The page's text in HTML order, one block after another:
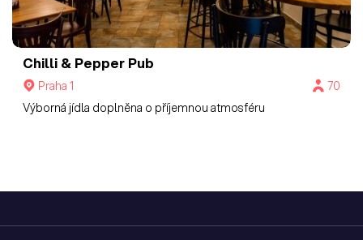
Chilli & Pepper Pub
Praha 1
70
Výborná jídla doplněna o příjemnou atmosféru